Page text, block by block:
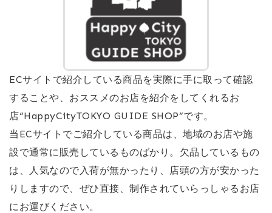
ECサイトで紹介している商品を実際に手に取って確認
することや、おススメのお店を紹介をしてくれるお
店“HappyCityTOKYO GUIDE SHOP”です。
当ECサイトでご紹介している商品は、地域のお店や施
設で通常に販売しているものばかり。欠品しているもの
は、人気なので入荷が無かったり、店頭の方が安かった
りしますので、ぜひ直接、制作されていらっしゃるお店
にお運びください。